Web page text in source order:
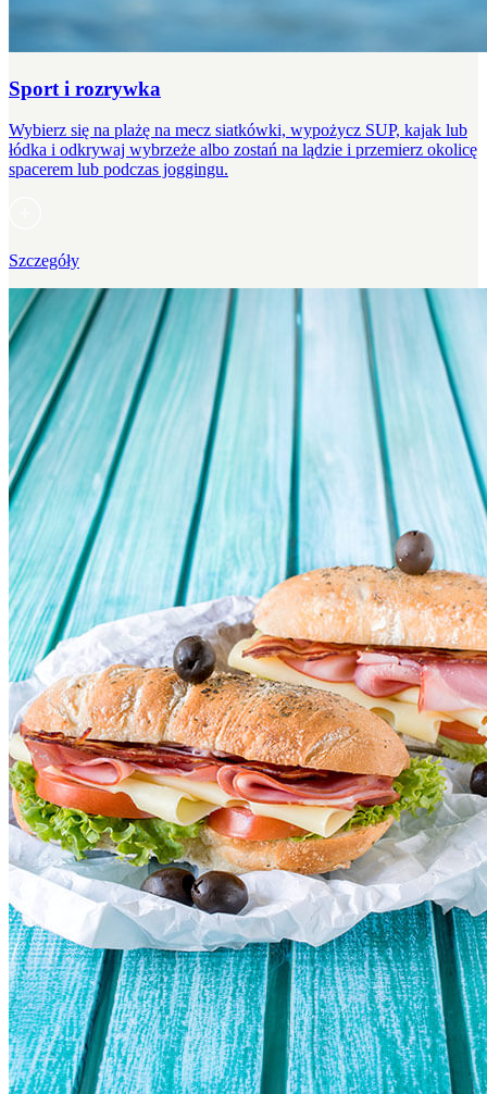
Sport i rozrywka
Wybierz się na plażę na mecz siatkówki, wypożycz SUP, kajak lub
łódka i odkrywaj wybrzeże albo zostań na lądzie i przemierz okolicę
spacerem lub podczas joggingu.
Szczegóły